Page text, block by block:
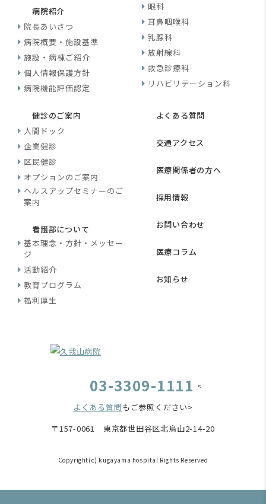
病院紹介
院長あいさつ
病院概要・施設基準
施設・病棟ご紹介
個人情報保護方針
病院機能評価認定
眼科
耳鼻咽喉科
乳腺科
放射線科
救急診療科
リハビリテーション科
健診のご案内
人間ドック
企業健診
区民健診
オプションのご案内
ヘルスアップセミナーのご
案内
看護部について
基本理念・方針・メッセー
ジ
活動紹介
教育プログラム
福利厚生
よくある質問
交通アクセス
医療関係者の方へ
採用情報
お問い合わせ
医療コラム
お知らせ
03-3309-1111 <
よくある質問もご参照ください>
〒157-0061 東京都世田谷区北烏山2-14-20
Copyright(c) kugayama hospital Rights Reserved